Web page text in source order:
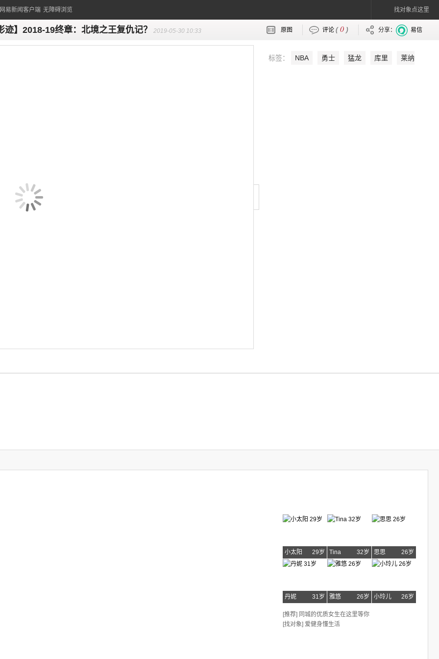
易新闻客户端 无障碍浏览 找对象点这里
迹】2018-19终章：北境之王复仇记？ 2019-05-30 10:33 原图 评论 (0 ) 分享： 易信
标签： NBA 勇士 猛龙 库里
莱纳
小太阳 29岁 Tina 32岁 思思 26岁
丹妮 31岁 雅悠 26岁 小玲儿 26岁
[推荐] 同城的优质女生在这里等你
[找对象] 爱健身懂生活